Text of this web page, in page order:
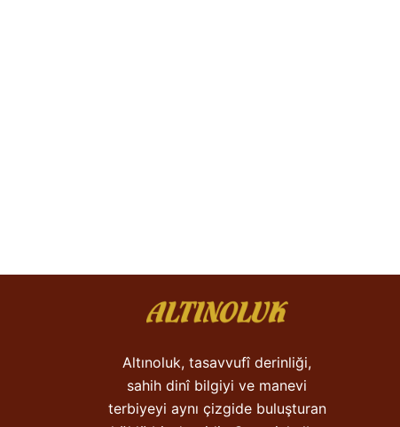
Altınoluk, tasavvufî derinliği,
sahih dinî bilgiyi ve manevi
terbiyeyi aynı çizgide buluşturan